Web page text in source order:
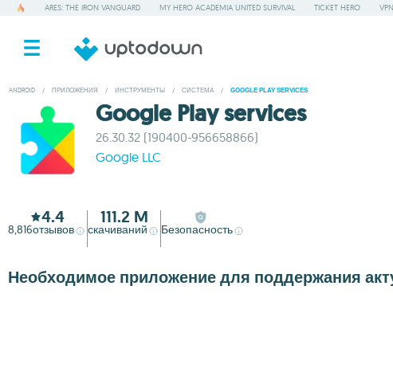
ARES: THE IRON VANGUARD MY HERO ACADEMIA UNITED SURVIVAL TICKET HERO
ANDROID / ПРИЛОЖЕНИЯ / ИНСТРУМЕНТЫ / СИСТЕМА / GOOGLE PLAY SERVICES
Google Play services
26.30.32 (190400-956658866)
Google LLC
4.4
8,816отзывов
111.2 M
скачиваний Безопасность
Необходимое приложение для поддержания